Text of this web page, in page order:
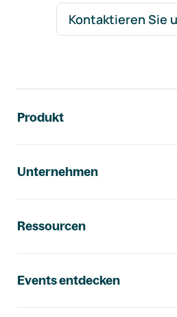
Kontaktieren Sie
Produkt
Unternehmen
Ressourcen
Events entdecken